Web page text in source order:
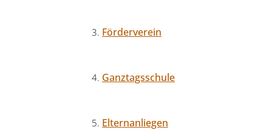
Förderverein
Ganztagsschule
Elternanliegen